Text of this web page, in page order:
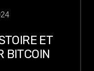
ET
BITCOIN